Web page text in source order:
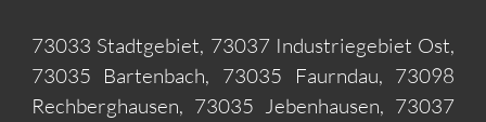
73033 Stadtgebiet, 73037 Industriegebiet Ost,
73035 Bartenbach, 73035 Faurndau, 73098
Rechberghausen, 73035 Jebenhausen, 73037